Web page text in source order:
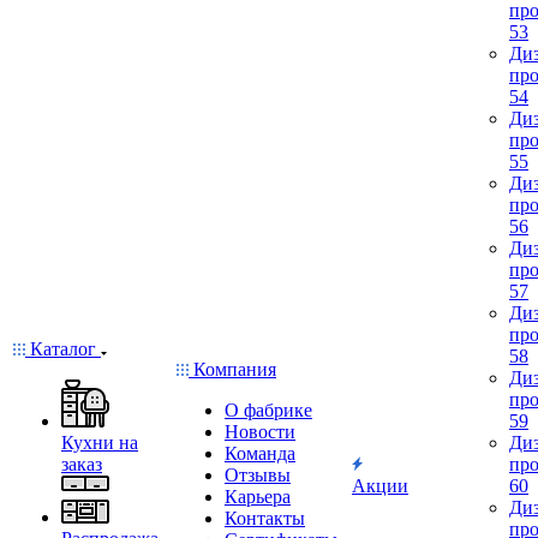
Каталог
Кухни на
заказ
Компания
О фабрике
Новости
Команда
Отзывы
Карьера
Контакты
Акции
53
54
55
56
57
58
59
60